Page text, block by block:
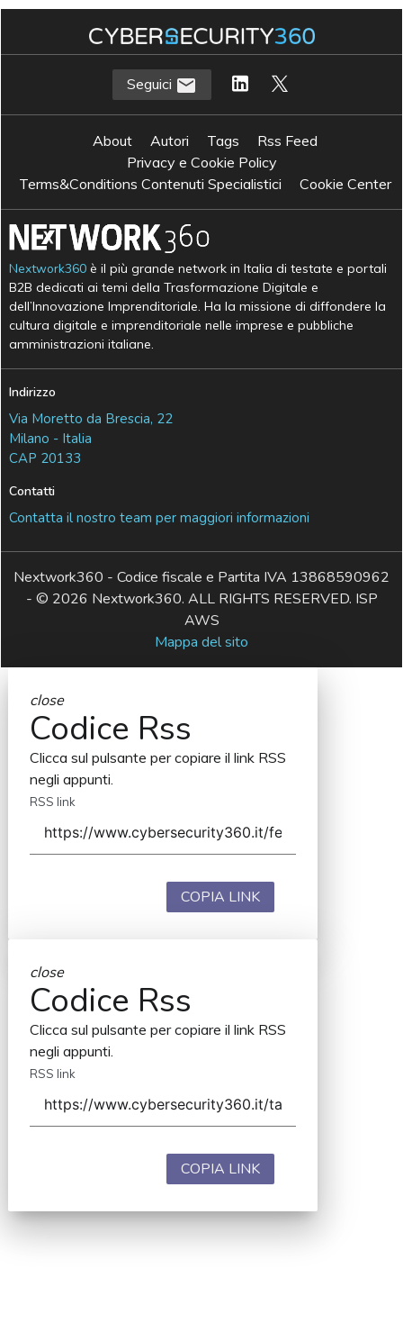
Seguici
About Autori Tags
Rss Feed
Privacy e Cookie Policy
Terms&Conditions Contenuti Specialistici
Cookie Center
Nextwork360 è il più grande network in Italia di testate e portali
B2B dedicati ai temi della Trasformazione Digitale e
dell’Innovazione Imprenditoriale. Ha la missione di diffondere la
cultura digitale e imprenditoriale nelle imprese e pubbliche
amministrazioni italiane.
Indirizzo
Via Moretto da Brescia, 22
Milano - Italia
CAP 20133
Contatti
Contatta il nostro team per maggiori informazioni
Nextwork360 - Codice fiscale e Partita IVA 13868590962
- © 2026 Nextwork360. ALL RIGHTS RESERVED. ISP
AWS
Mappa del sito
close
Codice Rss
Clicca sul pulsante per copiare il link RSS
negli appunti.
RSS link
COPIA LINK
close
Codice Rss
Clicca sul pulsante per copiare il link RSS
negli appunti.
RSS link
COPIA LINK